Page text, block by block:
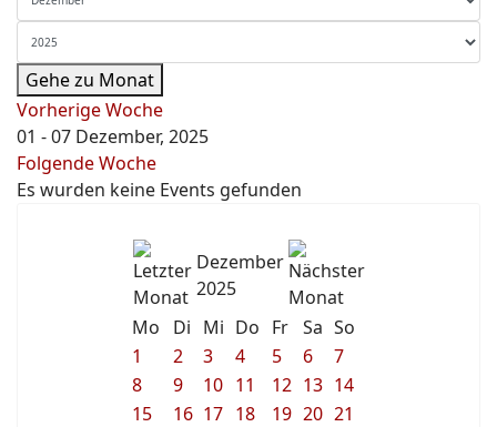
Gehe zu Monat
Vorherige Woche
01 - 07 Dezember, 2025
Folgende Woche
Es wurden keine Events gefunden
Dezember
2025
Mo
Di Mi Do Fr Sa So
1
2 3 4 5 6
7
8
9 10 11 12 13 14
15
16 17 18 19 20 21